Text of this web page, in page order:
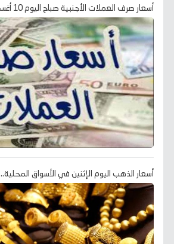
أسعار صرف العملات الأجنبية صباح اليوم 10 أغسطس 2026..
أسعار الذهب اليوم الإثنين في الأسواق المحلية..